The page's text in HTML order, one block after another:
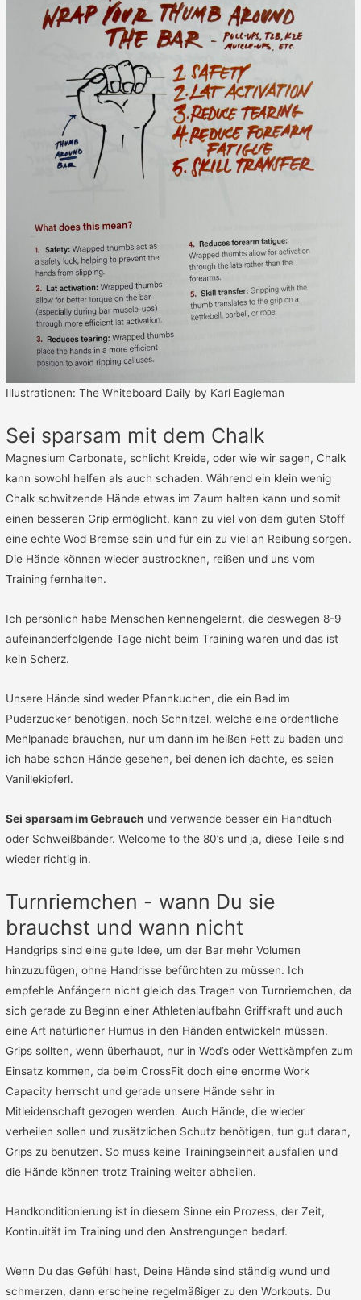
Illustrationen: The Whiteboard Daily by Karl Eagleman
Sei sparsam mit dem Chalk
Magnesium Carbonate, schlicht Kreide, oder wie wir sagen, Chalk
kann sowohl helfen als auch schaden. Während ein klein wenig
Chalk schwitzende Hände etwas im Zaum halten kann und somit
einen besseren Grip ermöglicht, kann zu viel von dem guten Stoff
eine echte Wod Bremse sein und für ein zu viel an Reibung sorgen.
Die Hände können wieder austrocknen, reißen und uns vom
Training fernhalten.
Ich persönlich habe Menschen kennengelernt, die deswegen 8-9
aufeinanderfolgende Tage nicht beim Training waren und das ist
kein Scherz.
Unsere Hände sind weder Pfannkuchen, die ein Bad im
Puderzucker benötigen, noch Schnitzel, welche eine ordentliche
Mehlpanade brauchen, nur um dann im heißen Fett zu baden und
ich habe schon Hände gesehen, bei denen ich dachte, es seien
Vanillekipferl.
Sei sparsam im Gebrauch und verwende besser ein Handtuch
oder Schweißbänder. Welcome to the 80’s und ja, diese Teile sind
wieder richtig in.
Turnriemchen - wann Du sie
brauchst und wann nicht
Handgrips sind eine gute Idee, um der Bar mehr Volumen
hinzuzufügen, ohne Handrisse befürchten zu müssen. Ich
empfehle Anfängern nicht gleich das Tragen von Turnriemchen, da
sich gerade zu Beginn einer Athletenlaufbahn Griffkraft und auch
eine Art natürlicher Humus in den Händen entwickeln müssen.
Grips sollten, wenn überhaupt, nur in Wod’s oder Wettkämpfen zum
Einsatz kommen, da beim CrossFit doch eine enorme Work
Capacity herrscht und gerade unsere Hände sehr in
Mitleidenschaft gezogen werden. Auch Hände, die wieder
verheilen sollen und zusätzlichen Schutz benötigen, tun gut daran,
Grips zu benutzen. So muss keine Trainingseinheit ausfallen und
die Hände können trotz Training weiter abheilen.
Handkonditionierung ist in diesem Sinne ein Prozess, der Zeit,
Kontinuität im Training und den Anstrengungen bedarf.
Wenn Du das Gefühl hast, Deine Hände sind ständig wund und
schmerzen, dann erscheine regelmäßiger zu den Workouts. Du